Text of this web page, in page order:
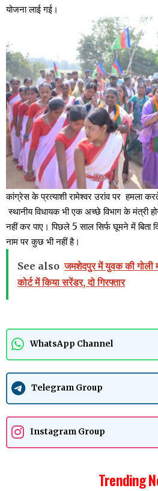
योजना लाई गई।
कांग्रेस के प्रत्याशी रामेश्वर उरांव पर हमला
स्थानीय विधायक भी एक अच्छे विभाग के मंत्री
नहीं कर पाए। पिछले 5 साल सिर्फ घूमने में
नाम पर कुछ भी नहीं है।
See also जमशेदपुर में युवक की गोली
कोर्ट में किया सरेंडर, दो गिरफ्तार
WhatsApp Channel
Telegram Group
Instagram Group
Trending